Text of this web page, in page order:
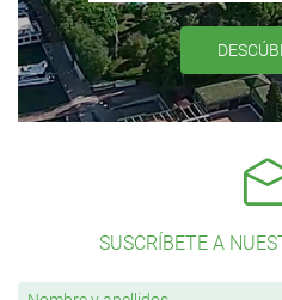
SUSCRÍBETE A